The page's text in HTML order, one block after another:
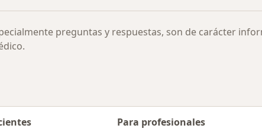
preguntas y respuestas, son de carácter
Para profesionales